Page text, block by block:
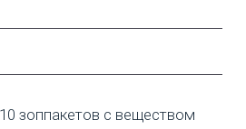
зоппакетов с веществом